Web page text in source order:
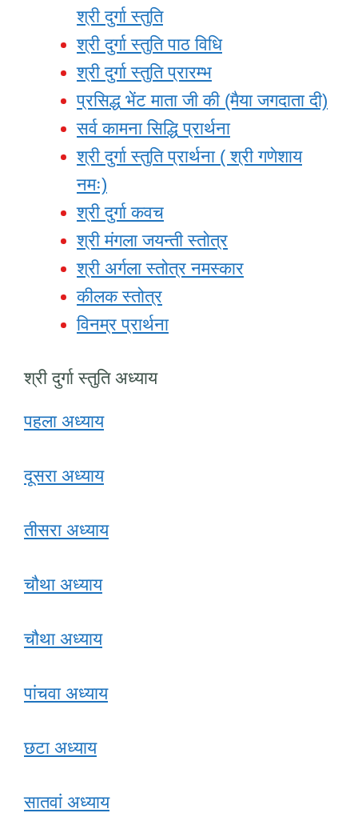
श्री दुर्गा स्तुति
श्री दुर्गा स्तुति पाठ विधि
श्री दुर्गा स्तुति प्रारम्भ
प्रसिद्ध भेंट माता जी की (मैया जगदाता दी)
सर्व कामना सिद्धि प्रार्थना
श्री दुर्गा स्तुति प्रार्थना ( श्री गणेशाय
नमः)
श्री दुर्गा कवच
श्री मंगला जयन्ती स्तोत्र
श्री अर्गला स्तोत्र नमस्कार
कीलक स्तोत्र
विनम्र प्रार्थना
श्री दुर्गा स्तुति अध्याय
पहला अध्याय
दूसरा अध्याय
तीसरा अध्याय
चौथा अध्याय
चौथा अध्याय
पांचवा अध्याय
छटा अध्याय
सातवां अध्याय